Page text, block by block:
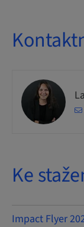
Ke
Impact Flyer